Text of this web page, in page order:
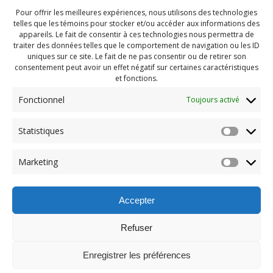
Pour offrir les meilleures expériences, nous utilisons des technologies
telles que les témoins pour stocker et/ou accéder aux informations des
appareils. Le fait de consentir à ces technologies nous permettra de
traiter des données telles que le comportement de navigation ou les ID
uniques sur ce site. Le fait de ne pas consentir ou de retirer son
consentement peut avoir un effet négatif sur certaines caractéristiques
et fonctions.
Fonctionnel Toujours activé
Statistiques
Marketing
Accepter
Refuser
Enregistrer les préférences
Navigation
de
l'article
Previous:
post:
© 2026 Maison des Jeunes de Boucherville.